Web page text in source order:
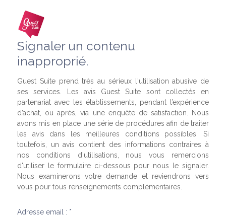
Signaler un contenu
inapproprié.
Guest Suite prend très au sérieux l'utilisation abusive de
ses services. Les avis Guest Suite sont collectés en
partenariat avec les établissements, pendant l’expérience
d’achat, ou après, via une enquête de satisfaction. Nous
avons mis en place une série de procédures afin de traiter
les avis dans les meilleures conditions possibles. Si
toutefois, un avis contient des informations contraires à
nos conditions d'utilisations, nous vous remercions
d'utiliser le formulaire ci-dessous pour nous le signaler.
Nous examinerons votre demande et reviendrons vers
vous pour tous renseignements complémentaires.
Adresse email : *